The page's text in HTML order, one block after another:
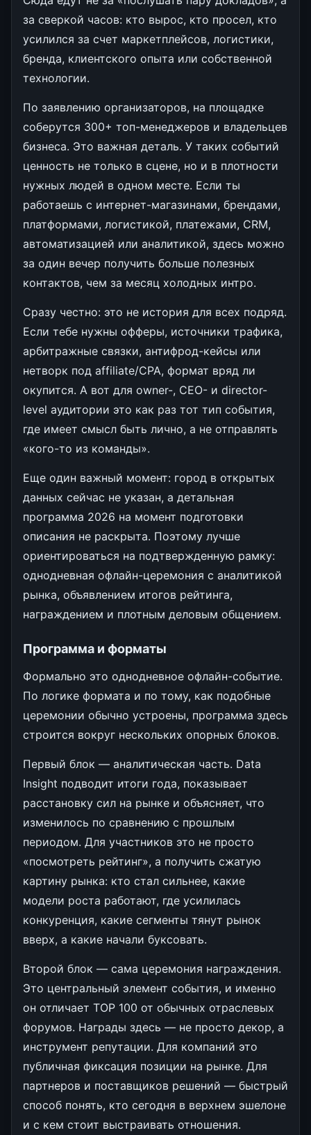
за сверкой часов: кто вырос, кто просел, кто
усилился за счет маркетплейсов, логистики,
бренда, клиентского опыта или собственной
технологии.
По заявлению организаторов, на площадке
соберутся 300+ топ-менеджеров и владельцев
бизнеса. Это важная деталь. У таких событий
ценность не только в сцене, но и в плотности
нужных людей в одном месте. Если ты
работаешь с интернет-магазинами, брендами,
платформами, логистикой, платежами, CRM,
автоматизацией или аналитикой, здесь можно
за один вечер получить больше полезных
контактов, чем за месяц холодных интро.
Сразу честно: это не история для всех подряд.
Если тебе нужны офферы, источники трафика,
арбитражные связки, антифрод-кейсы или
нетворк под affiliate/CPA, формат вряд ли
окупится. А вот для owner-, CEO- и director-
level аудитории это как раз тот тип события,
где имеет смысл быть лично, а не отправлять
«кого-то из команды».
Еще один важный момент: город в открытых
данных сейчас не указан, а детальная
программа 2026 на момент подготовки
описания не раскрыта. Поэтому лучше
ориентироваться на подтвержденную рамку:
однодневная офлайн-церемония с аналитикой
рынка, объявлением итогов рейтинга,
награждением и плотным деловым общением.
Программа и форматы
Формально это однодневное офлайн-событие.
По логике формата и по тому, как подобные
церемонии обычно устроены, программа здесь
строится вокруг нескольких опорных блоков.
Первый блок — аналитическая часть. Data
Insight подводит итоги года, показывает
расстановку сил на рынке и объясняет, что
изменилось по сравнению с прошлым
периодом. Для участников это не просто
«посмотреть рейтинг», а получить сжатую
картину рынка: кто стал сильнее, какие
модели роста работают, где усилилась
конкуренция, какие сегменты тянут рынок
вверх, а какие начали буксовать.
Второй блок — сама церемония награждения.
Это центральный элемент события, и именно
он отличает TOP 100 от обычных отраслевых
форумов. Награды здесь — не просто декор, а
инструмент репутации. Для компаний это
публичная фиксация позиции на рынке. Для
партнеров и поставщиков решений — быстрый
способ понять, кто сегодня в верхнем эшелоне
и с кем стоит выстраивать отношения.